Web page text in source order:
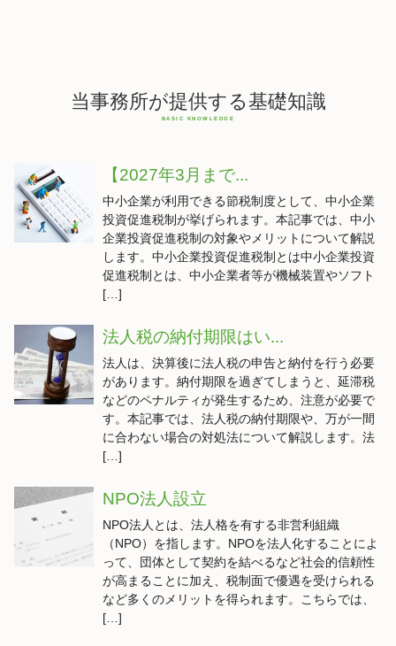
当事務所が提供する基礎知識
【2027年3月まで...
中小企業が利用できる節税制度として、中小企業
投資促進税制が挙げられます。本記事では、中小
企業投資促進税制の対象やメリットについて解説
します。中小企業投資促進税制とは中小企業投資
促進税制とは、中小企業者等が機械装置やソフト
[…]
法人税の納付期限はい...
法人は、決算後に法人税の申告と納付を行う必要
があります。納付期限を過ぎてしまうと、延滞税
などのペナルティが発生するため、注意が必要で
す。本記事では、法人税の納付期限や、万が一間
に合わない場合の対処法について解説します。法
[…]
NPO法人設立
NPO法人とは、法人格を有する非営利組織
（NPO）を指します。NPOを法人化することによ
って、団体として契約を結べるなど社会的信頼性
が高まることに加え、税制面で優遇を受けられる
など多くのメリットを得られます。こちらでは、
[…]